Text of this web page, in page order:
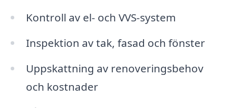
Kontroll av el- och VVS-system
Inspektion av tak, fasad och fönster
Uppskattning av renoveringsbehov
och kostnader